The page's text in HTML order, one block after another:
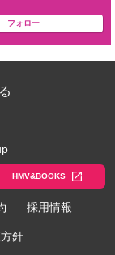
フォロー
HMV&BOOKS
採用情報
針